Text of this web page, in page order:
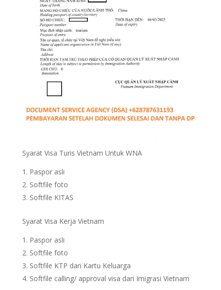
Syarat Visa Turis Vietnam Untuk WNA
Paspor asli
Softfile foto
Softfile KITAS
Syarat Visa Kerja Vietnam
Paspor asli
Softfile foto
Softfile KTP dan Kartu Keluarga
Softfile calling/ approval visa dari Imigrasi Vietnam